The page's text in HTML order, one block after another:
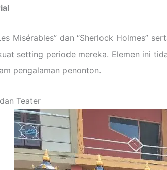
Misérables” dan “Sherlock Holmes”
setting periode mereka. Elemen ini
pengalaman penonton.
Teater